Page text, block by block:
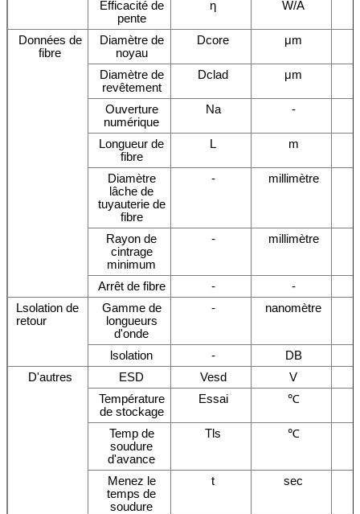
Efficacité de
pente
η W/A
Données de
fibre
Diamètre de
noyau
Dcore μm
Diamètre de
revêtement
Dclad μm
Ouverture
numérique
Na -
Longueur de
fibre
L m
Diamètre
lâche de
tuyauterie de
fibre
- millimètre
Rayon de
cintrage
minimum
- millimètre
Arrêt de fibre -
-
Lsolation de
retour
Gamme de
longueurs
d'onde
- nanomètre
lsolation -
DB
D'autres
ESD Vesd
V
Température
de stockage
Essai ℃
Temp de
soudure
d'avance
Tls ℃
Menez le
temps de
soudure
t sec